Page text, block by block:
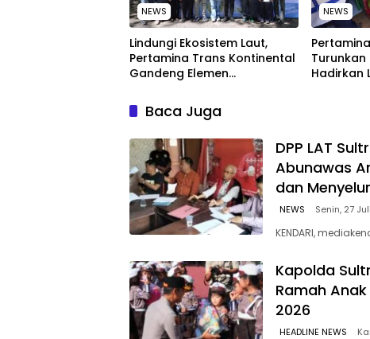
NEWS
Lindungi Ekosistem Laut,
Pertamina Trans Kontinental
Gandeng Elemen
Kebersihan Pantai di Bitung,
Sulawesi
NEWS
Turunkan
Hadirkan
Baca Juga
‎DPP LAT
Abunawas
dan
NEWS Senin, 27
KENDARI,
Kapolda
Ramah
2026
HEADLINE NEWS